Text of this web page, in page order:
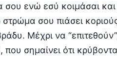
σου ενώ εσύ κοιμάσαι
σου πιάσει
Μέχρι να
σημαίνει ότι